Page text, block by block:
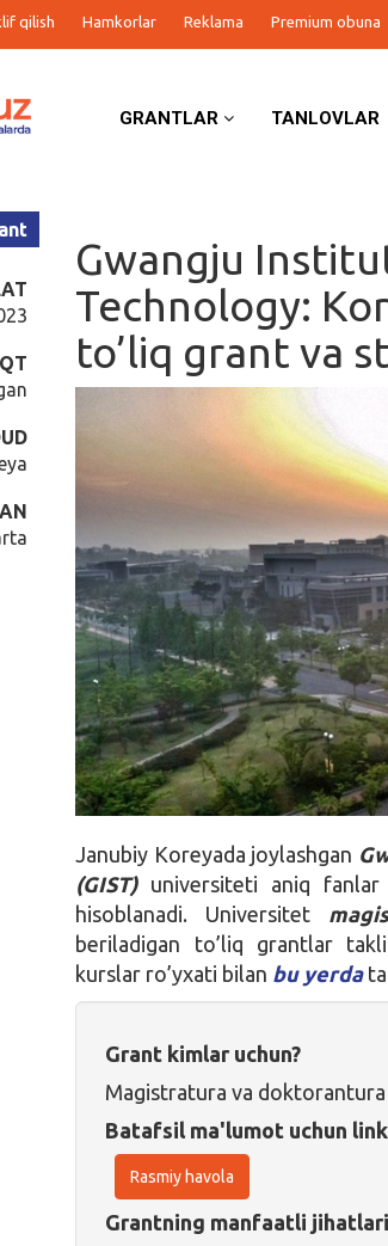
qilish Hamkorlar Reklama Premium obuna
GRANTLAR TANLOVLAR
Gwangju
Technology:
to’liq grant va
Janubiy Koreyada joylashgan
(GIST)universiteti aniq fanlar
hisoblanadi. Universitet
beriladigan to’liq grantlar
kurslar ro’yxati bilan bu yerda
Grant kimlar uchun?
Magistratura va doktorantura
Batafsil ma'lumot uchun link
Rasmiy havola
Grantning manfaatli